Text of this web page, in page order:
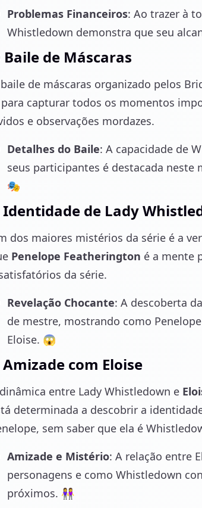
Problemas Financeiros: Ao trazer à
Whistledown demonstra que seu
Baile de Máscaras
de máscaras organizado pelos
capturar todos os momentos
e observações mordazes.
Detalhes do Baile: A capacidade de
seus participantes é destacada
🎭
Identidade de Lady
dos maiores mistérios da série é a
Penelope Featherington é a mente
da série.
Revelação Chocante: A descoberta
de mestre, mostrando como
Eloise. 😱
Amizade com Eloise
entre Lady Whistledown e
determinada a descobrir a
sem saber que ela é
Amizade e Mistério: A relação entre
personagens e como Whistledown
próximos. 👭